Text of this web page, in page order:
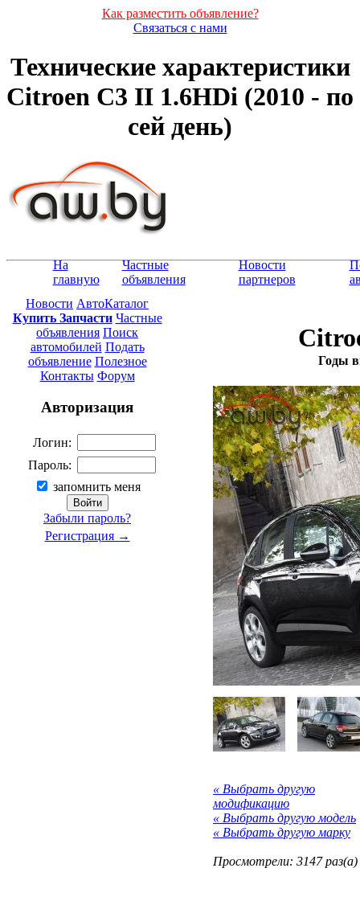
Как разместить объявление?
Связаться с нами
Технические характеристики
Citroen C3 II 1.6HDi (2010 - по
сей день)
На
главную
Частные
объявления
Новости
партнеров
Новости АвтоКаталог
Купить Запчасти Частные
объявления Поиск
автомобилей Подать
объявление Полезное
Контакты Форум
Авторизация
Логин:
Пароль:
запомнить меня
Забыли пароль?
Регистрация →
Годы
« Выбрать другую
модификацию
« Выбрать другую модель
« Выбрать другую марку
Просмотрели: 3147 раз(а)